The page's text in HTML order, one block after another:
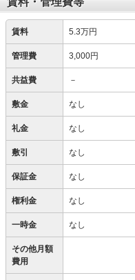
賃料 5.3万円
管理費 3,000円
共益費 －
敷金 なし
礼金 なし
敷引 なし
保証金 なし
権利金 なし
一時金 なし
その他月額
費用